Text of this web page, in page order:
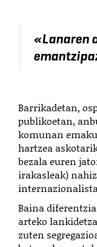
«Lanaren
Barrikadetan,
publikoetan,
komunan
hartzea
bezala euren
irakasleak)
Baina
arteko
zuten